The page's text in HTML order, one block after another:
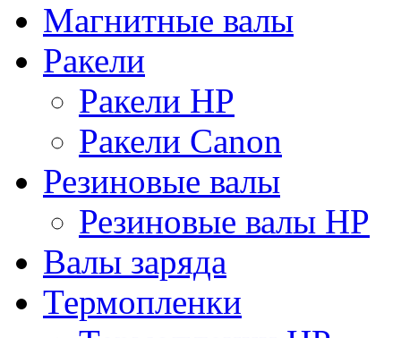
Магнитные валы
Ракели
Ракели HP
Ракели Canon
Резиновые валы
Резиновые валы HP
Валы заряда
Термопленки